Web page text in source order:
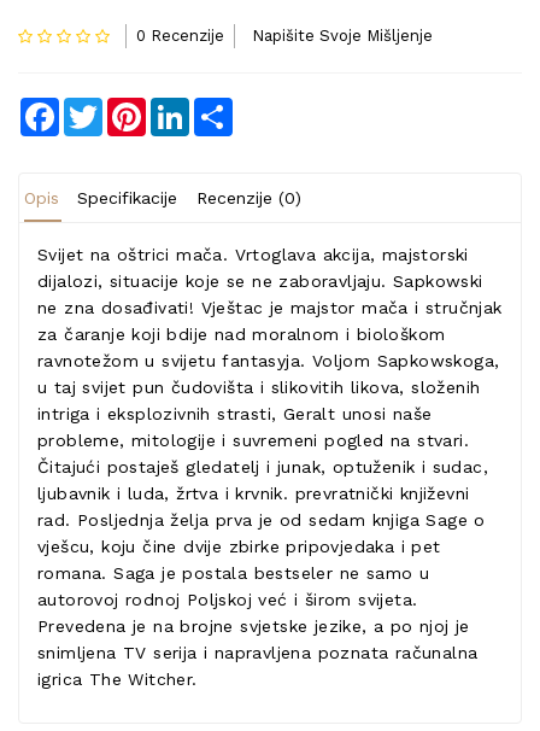
0 Recenzije Napišite Svoje Mišljenje
Facebook
TwitterPinterestLinkedIn
Opis Specifikacije Recenzije (0)
Svijet na oštrici mača. Vrtoglava akcija, majstorski
dijalozi, situacije koje se ne zaboravljaju. Sapkowski
ne zna dosađivati! Vještac je majstor mača i stručnjak
za čaranje koji bdije nad moralnom i biološkom
ravnotežom u svijetu fantasyja. Voljom Sapkowskoga,
u taj svijet pun čudovišta i slikovitih likova, složenih
intriga i eksplozivnih strasti, Geralt unosi naše
probleme, mitologije i suvremeni pogled na stvari.
Čitajući postaješ gledatelj i junak, optuženik i sudac,
ljubavnik i luda, žrtva i krvnik. prevratnički književni
rad. Posljednja želja prva je od sedam knjiga Sage o
vješcu, koju čine dvije zbirke pripovjedaka i pet
romana. Saga je postala bestseler ne samo u
autorovoj rodnoj Poljskoj već i širom svijeta.
Prevedena je na brojne svjetske jezike, a po njoj je
snimljena TV serija i napravljena poznata računalna
igrica The Witcher.